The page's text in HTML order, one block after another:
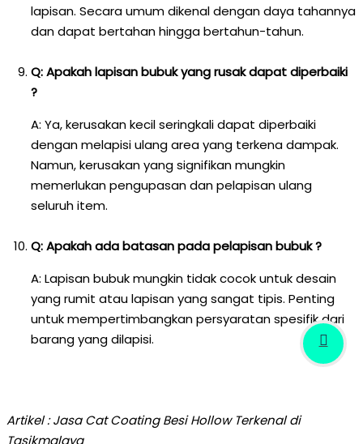
lapisan. Secara umum dikenal dengan daya tahannya
dan dapat bertahan hingga bertahun-tahun.
Q: Apakah lapisan bubuk yang rusak dapat diperbaiki
?
A: Ya, kerusakan kecil seringkali dapat diperbaiki
dengan melapisi ulang area yang terkena dampak.
Namun, kerusakan yang signifikan mungkin
memerlukan pengupasan dan pelapisan ulang
seluruh item.
Q: Apakah ada batasan pada pelapisan bubuk ?
A: Lapisan bubuk mungkin tidak cocok untuk desain
yang rumit atau lapisan yang sangat tipis. Penting
untuk mempertimbangkan persyaratan spesifik dari
barang yang dilapisi.
Artikel : Jasa Cat Coating Besi Hollow Terkenal di
Tasikmalaya